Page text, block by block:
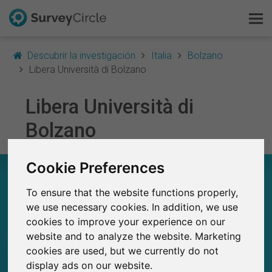
Cookie Preferences
To ensure that the website functions properly,
we use necessary cookies. In addition, we use
cookies to improve your experience on our
website and to analyze the website. Marketing
cookies are used, but we currently do not
display ads on our website.
Descubrir la investigación Italia
Bolzano
Libera Università di Bolzano
Libera Università di
Bolzano
LIBERA UNIVERSITÀ DI BOLZANO – EN
0
Número total de estudios publicados en
SurveyCircle
0
Estudios actuales en SurveyCircle
Esto es SurveyCircle
Survey Ranking
Explorar la investigación
FAQ
Regístrate gratis
Iniciar sesión